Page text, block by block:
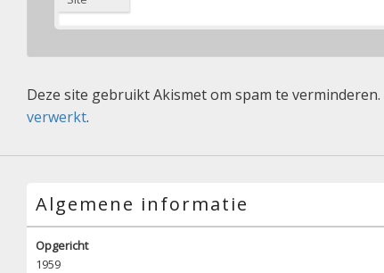
Deze site gebruikt Akismet om spam te verminderen.
verwerkt.
Algemene informatie
Opgericht
1959